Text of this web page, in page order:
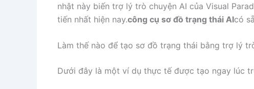
nhật này biến trợ lý trò chuyện AI của Visual
tiến nhất hiện nay.công cụ sơ đồ trạng thái AIcó
Làm thế nào để tạo sơ đồ trạng thái bằng trợ lý
Dưới đây là một ví dụ thực tế được tạo ngay lúc